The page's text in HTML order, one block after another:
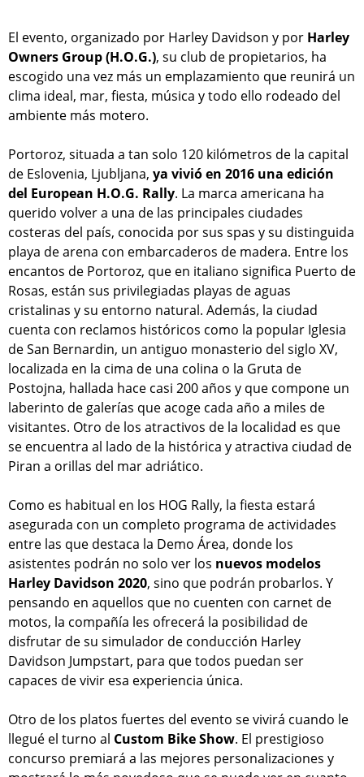
El evento, organizado por Harley Davidson y por Harley
Owners Group (H.O.G.), su club de propietarios, ha
escogido una vez más un emplazamiento que reunirá un
clima ideal, mar, fiesta, música y todo ello rodeado del
ambiente más motero.
Portoroz, situada a tan solo 120 kilómetros de la capital
de Eslovenia, Ljubljana, ya vivió en 2016 una edición
del European H.O.G. Rally. La marca americana ha
querido volver a una de las principales ciudades
costeras del país, conocida por sus spas y su distinguida
playa de arena con embarcaderos de madera. Entre los
encantos de Portoroz, que en italiano significa Puerto de
Rosas, están sus privilegiadas playas de aguas
cristalinas y su entorno natural. Además, la ciudad
cuenta con reclamos históricos como la popular Iglesia
de San Bernardin, un antiguo monasterio del siglo XV,
localizada en la cima de una colina o la Gruta de
Postojna, hallada hace casi 200 años y que compone un
laberinto de galerías que acoge cada año a miles de
visitantes. Otro de los atractivos de la localidad es que
se encuentra al lado de la histórica y atractiva ciudad de
Piran a orillas del mar adriático.
Como es habitual en los HOG Rally, la fiesta estará
asegurada con un completo programa de actividades
entre las que destaca la Demo Área, donde los
asistentes podrán no solo ver los nuevos modelos
Harley Davidson 2020, sino que podrán probarlos. Y
pensando en aquellos que no cuenten con carnet de
motos, la compañía les ofrecerá la posibilidad de
disfrutar de su simulador de conducción Harley
Davidson Jumpstart, para que todos puedan ser
capaces de vivir esa experiencia única.
Otro de los platos fuertes del evento se vivirá cuando le
llegué el turno al Custom Bike Show. El prestigioso
concurso premiará a las mejores personalizaciones y